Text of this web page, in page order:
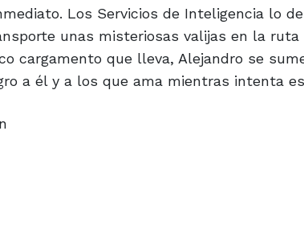
Los Servicios de Inteligencia lo
unas misteriosas valijas en la
cargamento que lleva, Alejandro se
a él y a los que ama mientras intenta